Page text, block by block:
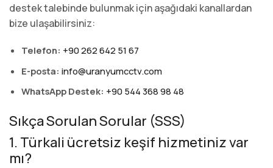
destek talebinde bulunmak için aşağıdaki kanallardan
bize ulaşabilirsiniz:
Telefon: +90 262 642 51 67
E-posta: info@uranyumcctv.com
WhatsApp Destek: +90 544 368 98 48
Sıkça Sorulan Sorular (SSS)
1. Türkali ücretsiz keşif hizmetiniz var
mı?